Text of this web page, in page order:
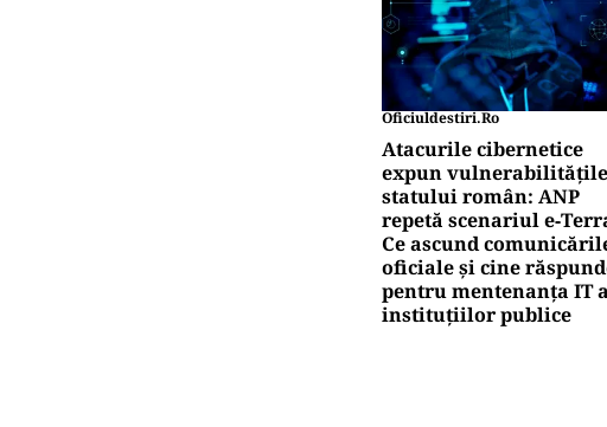
POLITICĂ
Alin Tișe
gunoi al
Puterea
american
Puterea
CNAIR: